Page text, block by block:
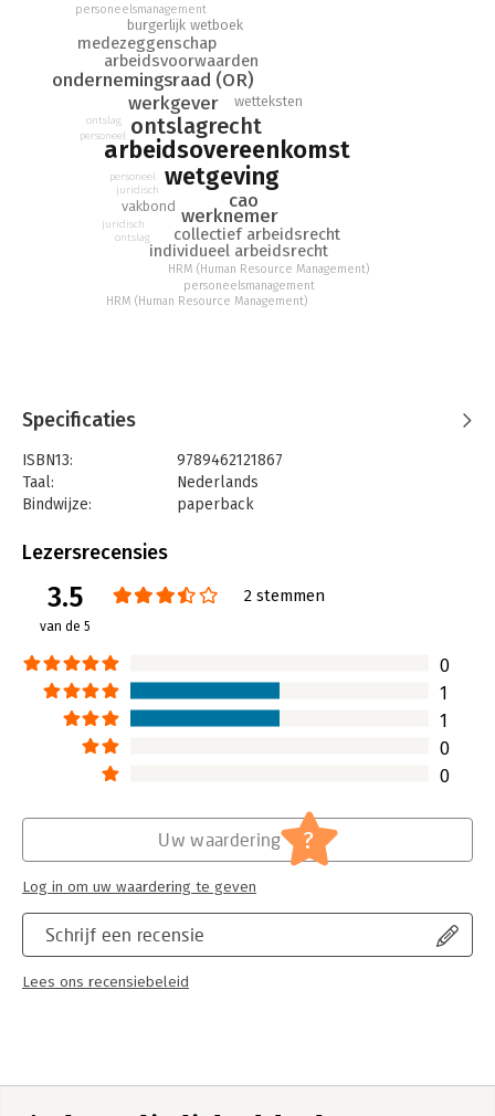
arbeidsovereenkomst
wetgeving
ontslagrecht
werkgever
cao
werknemer
ondernemingsraad (OR)
arbeidsvoorwaarden
collectief arbeidsrecht
individueel arbeidsrecht
medezeggenschap
vakbond
burgerlijk wetboek
wetteksten
juridisch
HRM (Human Resource Management)
personeelsmanagement
personeel
ontslag
juridisch
HRM (Human Resource Management)
personeelsmanagement
personeel
ontslag
Specificaties
ISBN13:
9789462121867
Taal:
Nederlands
Bindwijze:
paperback
Uitgever:
Verschijningsdatum:
15-12-2025
Hoofdrubriek:
Jongbloed:
Serie:
Boom Basics
Lezersrecensies
3.5
van de 5
2 stemmen
0
1
1
0
0
Schrijf een recensie
Lees ons recensiebeleid
Uw waardering ?
Log in om uw waardering te geven